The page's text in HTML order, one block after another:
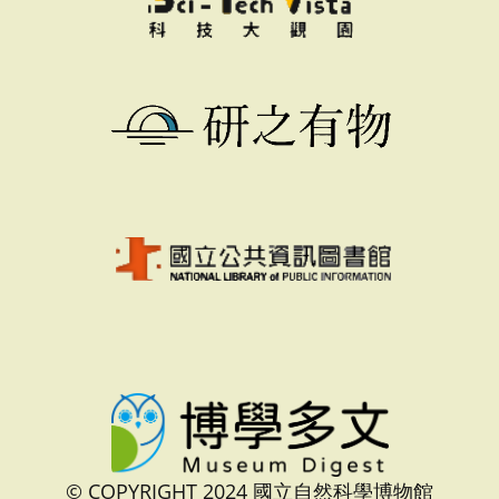
© COPYRIGHT 2024 國立自然科學博物館